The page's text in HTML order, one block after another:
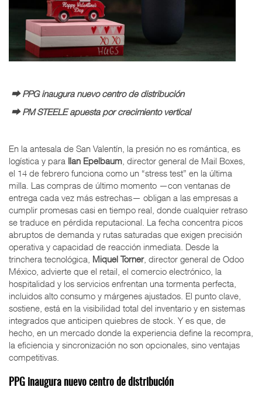
⮕ PPG inaugura nuevo centro de distribución
⮕ PM STEELE apuesta por crecimiento vertical
En la antesala de San Valentín, la presión no es romántica, es
logística y para Ilan Epelbaum , director general de Mail Boxes,
el 14 de febrero funciona como un “stress test” en la última
milla. Las compras de último momento —con ventanas de
entrega cada vez más estrechas— obligan a las empresas a
cumplir promesas casi en tiempo real, donde cualquier retraso
se traduce en pérdida reputacional. La fecha concentra picos
abruptos de demanda y rutas saturadas que exigen precisión
operativa y capacidad de reacción inmediata. Desde la
trinchera tecnológica, Miquel Torner, director general de Odoo
México, advierte que el retail, el comercio electrónico, la
hospitalidad y los servicios enfrentan una tormenta perfecta,
incluidos alto consumo y márgenes ajustados. El punto clave,
sostiene, está en la visibilidad total del inventario y en sistemas
integrados que anticipen quiebres de stock. Y es que, de
hecho, en un mercado donde la experiencia define la recompra,
la eficiencia y sincronización no son opcionales, sino ventajas
competitivas.
PPG inaugura nuevo centro de distribución